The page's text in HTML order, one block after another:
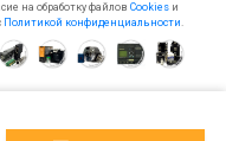
на обработку файлов Cookies и
Политикой конфиденциальности.